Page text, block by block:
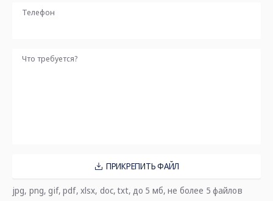
Телефон
Что требуется?
ПРИКРЕПИТЬ ФАЙЛ
jpg, png, gif, pdf, xlsx, doc, txt, до 5 мб, не более 5 файлов